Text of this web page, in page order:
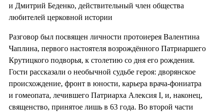
и Дмитрий Беденко, действительный член общества
любителей церковной истории
Разговор был посвящен личности протоиерея Валентина
Чаплина, первого настоятеля возрождённого Патриаршего
Крутицкого подворья, к столетию со дня его рождения.
Гости рассказали о необычной судьбе героя: дворянское
происхождение, фронт в юности, карьера врача-фониатра
и гомеопата, лечившего Патриарха Алексия I, и, наконец,
священство, принятое лишь в 63 года. Во второй части